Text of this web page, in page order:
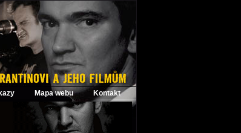
Mapa webu Kontakt